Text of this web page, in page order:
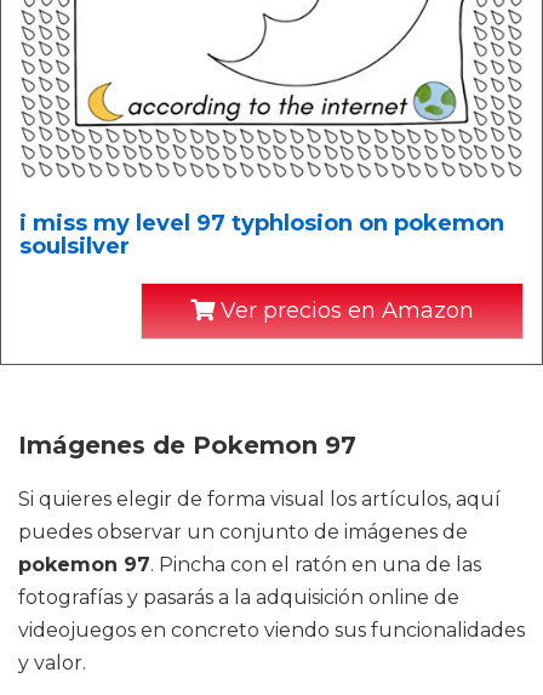
i miss my level 97 typhlosion on pokemon
soulsilver
Ver precios en Amazon
Imágenes de Pokemon 97
Si quieres elegir de forma visual los artículos, aquí
puedes observar un conjunto de imágenes de
pokemon 97. Pincha con el ratón en una de las
fotografías y pasarás a la adquisición online de
videojuegos en concreto viendo sus funcionalidades
y valor.